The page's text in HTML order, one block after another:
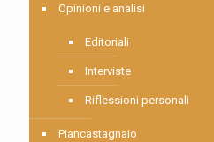
Opinioni e analisi
Editoriali
Interviste
Riflessioni personali
Piancastagnaio